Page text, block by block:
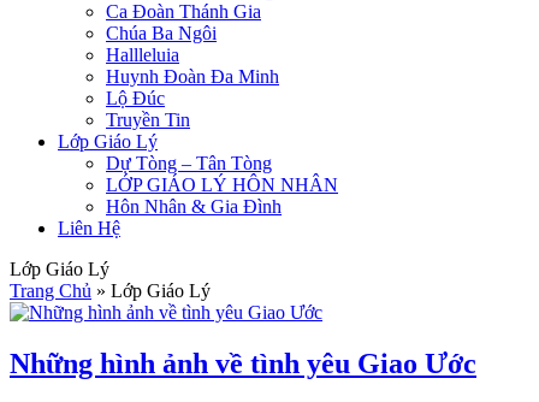
Ca Đoàn Thánh Gia
Chúa Ba Ngôi
Hallleluia
Huynh Đoàn Đa Minh
Lộ Đúc
Truyền Tin
Lớp Giáo Lý
Dự Tòng – Tân Tòng
LỚP GIÁO LÝ HÔN NHÂN
Hôn Nhân & Gia Đình
Liên Hệ
Lớp Giáo Lý
Trang Chủ » Lớp Giáo Lý
Những hình ảnh về tình yêu Giao Ước